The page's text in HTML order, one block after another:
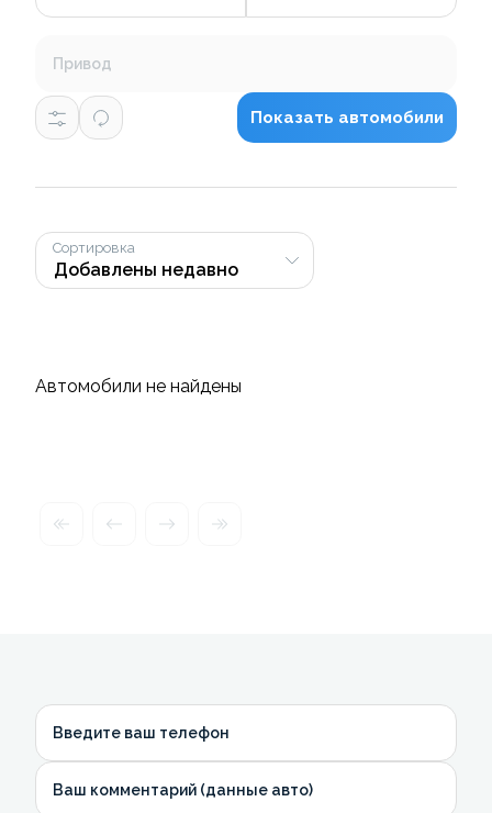
Привод
Показать автомобили
Сортировка
Автомобили не найдены
Введите ваш телефон
Ваш комментарий (данные авто)